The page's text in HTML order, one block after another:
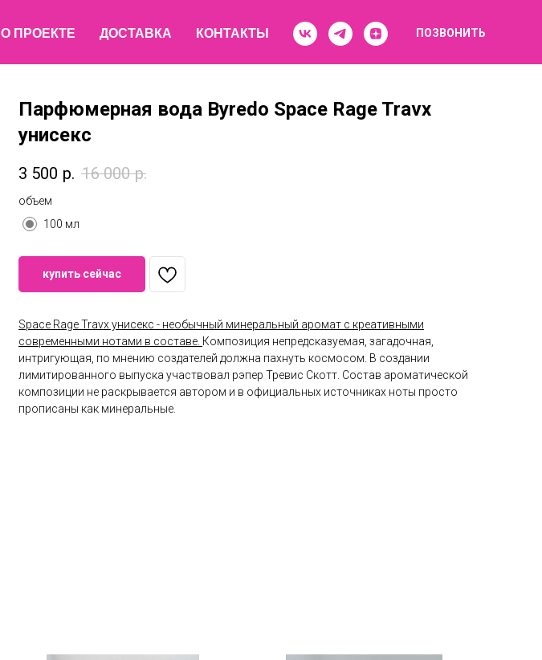
О ПРОЕКТЕ ДОСТАВКА КОНТАКТЫ ПОЗВОНИТЬ
Парфюмерная вода Byredo Space Rage Travx
унисекс
3 500 р. 16 000 р.
объем
100 мл
купить сейчас
Space Rage Travx унисекс - необычный минеральный аромат с креативными
современными нотами в составе. Композиция непредсказуемая, загадочная,
интригующая, по мнению создателей должна пахнуть космосом. В создании
лимитированного выпуска участвовал рэпер Тревис Скотт. Состав ароматической
композиции не раскрывается автором и в официальных источниках ноты просто
прописаны как минеральные.